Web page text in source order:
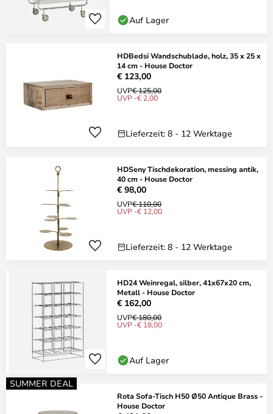
Auf Lager
HDBedsi Wandschublade, holz, 35 x 25 x
14 cm - House Doctor
€ 123,00
UVP€ 125,00
UVP -€ 2,00
Lieferzeit: 8 - 12 Werktage
HDSeny Tischdekoration, messing antik,
40 cm - House Doctor
€ 98,00
UVP€ 110,00
UVP -€ 12,00
Lieferzeit: 8 - 12 Werktage
HD24 Weinregal, silber, 41x67x20 cm,
Metall - House Doctor
€ 162,00
UVP€ 180,00
UVP -€ 18,00
Auf Lager
SUMMER DEAL
Rota Sofa-Tisch H50 Ø50 Antique Brass -
House Doctor